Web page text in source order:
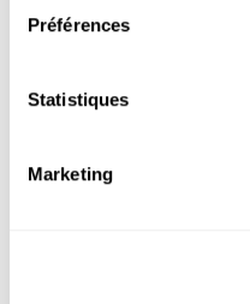
Préférences
Statistiques
Marketing